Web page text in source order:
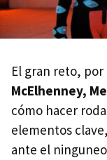
El gran reto,
McElhenney,
cómo hacer
elementos
ante el